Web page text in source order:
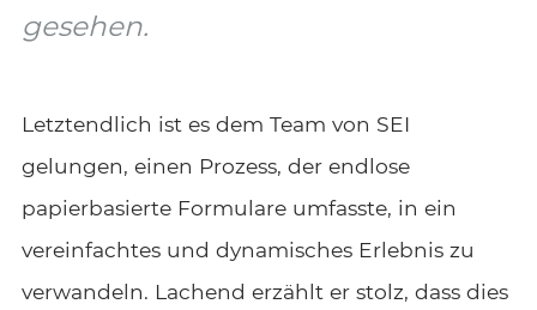
gesehen.
Letztendlich ist es dem Team von SEI
gelungen, einen Prozess, der endlose
papierbasierte Formulare umfasste, in ein
vereinfachtes und dynamisches Erlebnis zu
verwandeln. Lachend erzählt er stolz, dass dies